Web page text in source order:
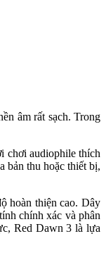
âm rất sạch. Trong
chơi audiophile thích
bản thu hoặc thiết bị,
hoàn thiện cao. Dây
chính xác và phân
Red Dawn 3 là lựa